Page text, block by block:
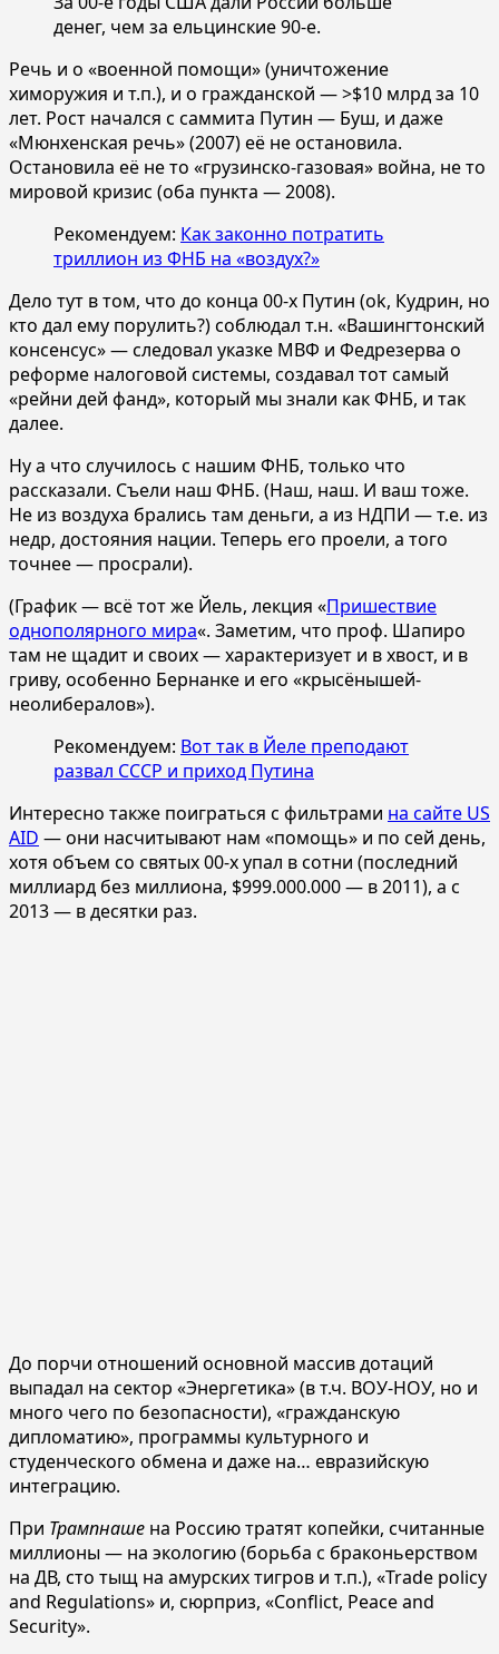
денег, чем за ельцинские 90-е.
Речь и о «военной помощи» (уничтожение
химоружия и т.п.), и о гражданской — >$10 млрд за 10
лет. Рост начался с саммита Путин — Буш, и даже
«Мюнхенская речь» (2007) её не остановила.
Остановила её не то «грузинско-газовая» война, не то
мировой кризис (оба пункта — 2008).
Рекомендуем: Как законно потратить
триллион из ФНБ на «воздух?»
Дело тут в том, что до конца 00-х Путин (ok, Кудрин, но
кто дал ему порулить?) соблюдал т.н. «Вашингтонский
консенсус» — следовал указке МВФ и Федрезерва о
реформе налоговой системы, создавал тот самый
«рейни дей фанд», который мы знали как ФНБ, и так
далее.
Ну а что случилось с нашим ФНБ, только что
рассказали. Съели наш ФНБ. (Наш, наш. И ваш тоже.
Не из воздуха брались там деньги, а из НДПИ — т.е. из
недр, достояния нации. Теперь его проели, а того
точнее — просрали).
(График — всё тот же Йель, лекция «Пришествие
однополярного мира«. Заметим, что проф. Шапиро
там не щадит и своих — характеризует и в хвост, и в
гриву, особенно Бернанке и его «крысёнышей-
неолибералов»).
Рекомендуем: Вот так в Йеле преподают
развал СССР и приход Путина
Интересно также поиграться с фильтрами на сайте US
AID — они насчитывают нам «помощь» и по сей день,
хотя объем со святых 00-х упал в сотни (последний
миллиард без миллиона, $999.000.000 — в 2011), а с
2013 — в десятки раз.
До порчи отношений основной массив дотаций
выпадал на сектор «Энергетика» (в т.ч. ВОУ-НОУ, но и
много чего по безопасности), «гражданскую
дипломатию», программы культурного и
студенческого обмена и даже на… евразийскую
интеграцию.
При Трампнаше на Россию тратят копейки, считанные
миллионы — на экологию (борьба с браконьерством
на ДВ, сто тыщ на амурских тигров и т.п.), «Trade policy
and Regulations» и, сюрприз, «Conflict, Peace and
Security».